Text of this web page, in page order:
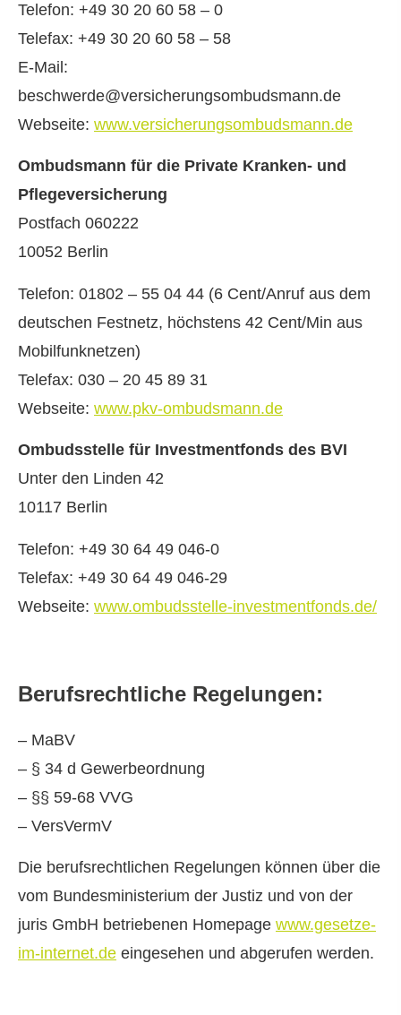
Telefon: +49 30 20 60 58 – 0
Telefax: +49 30 20 60 58 – 58
E-Mail:
beschwerde@versicherungsombudsmann.de
Webseite: www.versicherungsombudsmann.de
Ombudsmann für die Private Kranken- und
Pflege­ver­si­che­rung
Postfach 060222
10052 Berlin
Telefon: 01802 – 55 04 44 (6 Cent/Anruf aus dem
deutschen Festnetz, höchstens 42 Cent/Min aus
Mobilfunknetzen)
Telefax: 030 – 20 45 89 31
Webseite: www.pkv-ombudsmann.de
Ombudsstelle für Investmentfonds des BVI
Unter den Linden 42
10117 Berlin
Telefon: +49 30 64 49 046-0
Telefax: +49 30 64 49 046-29
Webseite: www.ombudsstelle-investmentfonds.de/
Berufsrechtliche Regelungen:
– MaBV
– § 34 d Gewerbeordnung
– §§ 59-68 VVG
– VersVermV
Die berufsrechtlichen Regelungen können über die
vom Bundesministerium der Justiz und von der
juris GmbH betriebenen Homepage www.gesetze-
im-internet.de eingesehen und abgerufen werden.